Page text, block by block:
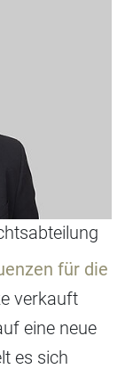
für die
verkauft
eine neue
es sich